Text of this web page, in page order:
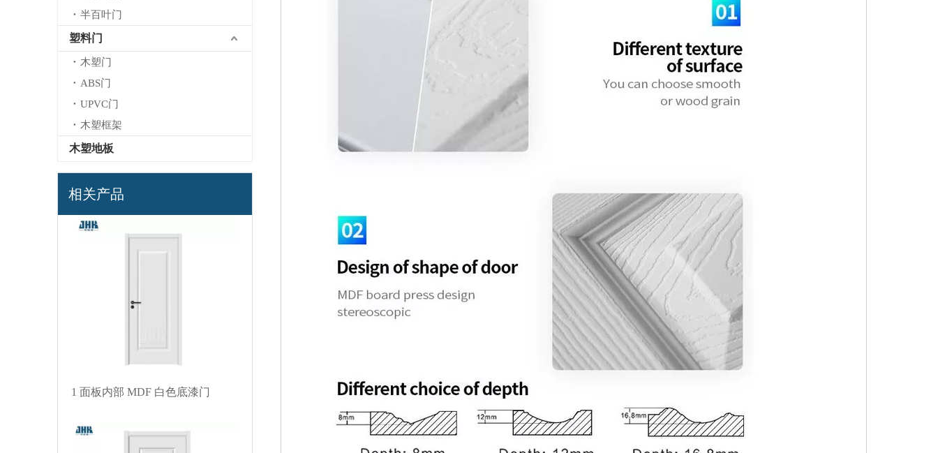
半百叶门
塑料门
木塑门
ABS门
UPVC门
木塑框架
木塑地板
相关产品
光滑面板复合白色底漆门
1 面板内部 MDF 白色底漆门